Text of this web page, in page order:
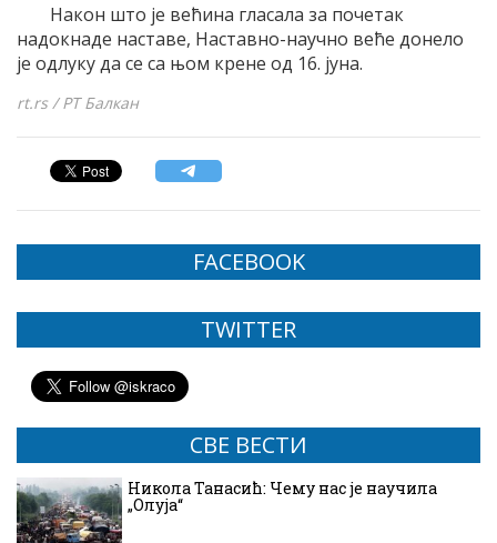
Након што је већина гласала за почетак
надокнаде наставе, Наставно-научно веће донело
је одлуку да се са њом крене од 16. јуна.
rt.rs / РТ Балкан
FACEBOOK
TWITTER
СВЕ ВЕСТИ
Никола Танасић: Чему нас је научила
„Олуја“